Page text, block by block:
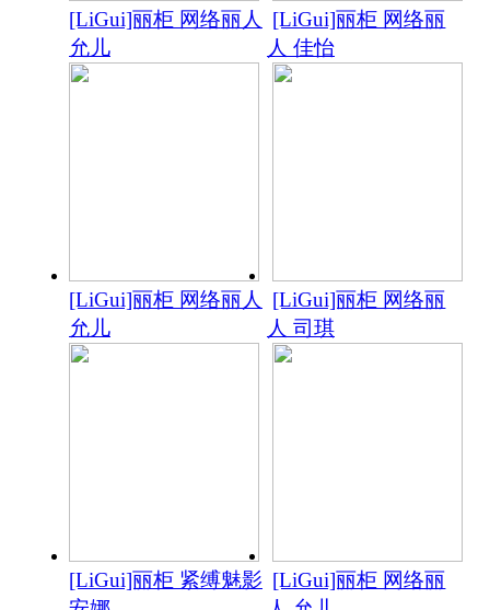
[LiGui]丽柜 网络丽人
允儿
[LiGui]丽柜 网络丽
人 佳怡
[LiGui]丽柜 网络丽人
允儿
[LiGui]丽柜 网络丽
人 司琪
[LiGui]丽柜 紧缚魅影 [LiGui]丽柜 网络丽